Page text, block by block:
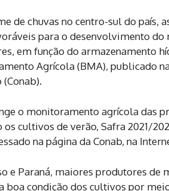
de chuvas no centro-sul do país,
para o desenvolvimento do
em função do armazenamento
Agrícola (BMA), publicado
o monitoramento agrícola das
cultivos de verão, Safra 2021/
na página da Conab, na
e Paraná, maiores produtores de
boa condição dos cultivos por